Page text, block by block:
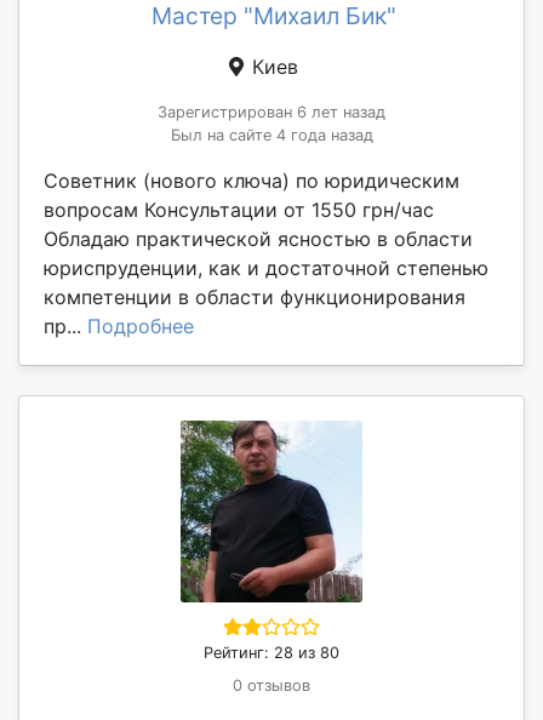
Мастер "Михаил Бик"
Киев
Зарегистрирован 6 лет назад
Был на сайте 4 года назад
Советник (нового ключа) по юридическим
вопросам Консультации от 1550 грн/час
Обладаю практической ясностью в области
юриспруденции, как и достаточной степенью
компетенции в области функционирования
пр... Подробнее
Рейтинг: 28 из 80
0 отзывов